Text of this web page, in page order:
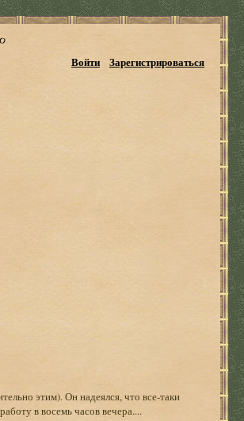
Войти Зарегистрироваться
этим). Он надеялся, что все-таки
в восемь часов вечера....